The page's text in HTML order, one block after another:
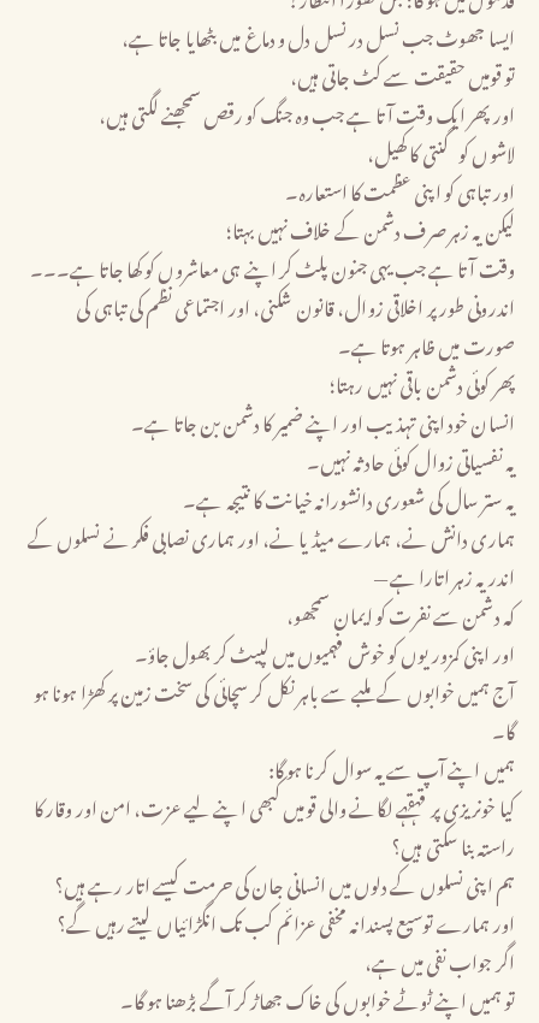
ایسا جھوٹ جب نسل در نسل دل و دماغ میں بٹھایا جاتا ہے،
تو قومیں حقیقت سے کٹ جاتی ہیں،
اور پھر ایک وقت آتا ہے جب وہ جنگ کو رقص سمجھنے لگتی ہیں،
لاشوں کو گنتی کا کھیل،
اور تباہی کو اپنی عظمت کا استعارہ۔
لیکن یہ زہر صرف دشمن کے خلاف نہیں بہتا؛
وقت آتا ہے جب یہی جنون پلٹ کر اپنے ہی معاشروں کو کھا جاتا ہے۔۔۔
اندرونی طور پر اخلاقی زوال، قانون شکنی، اور اجتماعی نظم کی تباہی کی
صورت میں ظاہر ہوتا ہے۔
پھر کوئی دشمن باقی نہیں رہتا؛
انسان خود اپنی تہذیب اور اپنے ضمیر کا دشمن بن جاتا ہے۔
یہ نفسیاتی زوال کوئی حادثہ نہیں۔
یہ ستر سال کی شعوری دانشورانہ خیانت کا نتیجہ ہے۔
ہماری دانش نے، ہمارے میڈیا نے، اور ہماری نصابی فکر نے نسلوں کے
اندر یہ زہر اتارا ہے —
کہ دشمن سے نفرت کو ایمان سمجھو،
اور اپنی کمزوریوں کو خوش فہمیوں میں لپیٹ کر بھول جاؤ۔
آج ہمیں خوابوں کے ملبے سے باہر نکل کر سچائی کی سخت زمین پر کھڑا ہونا ہو
گا۔
ہمیں اپنے آپ سے یہ سوال کرنا ہو گا:
کیا خونریزی پر قہقہے لگانے والی قومیں کبھی اپنے لیے عزت، امن اور وقار کا
راستہ بنا سکتی ہیں؟
ہم اپنی نسلوں کے دلوں میں انسانی جان کی حرمت کیسے اتار رہے ہیں؟
اور ہمارے توسیع پسندانہ مخفی عزائم کب تک انگڑائیاں لیتے رہیں گے؟
اگر جواب نفی میں ہے،
تو ہمیں اپنے ٹوٹے خوابوں کی خاک جھاڑ کر آگے بڑھنا ہو گا۔